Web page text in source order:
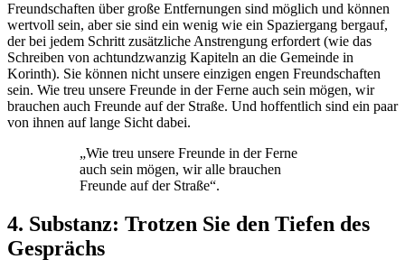
Freundschaften über große Entfernungen sind möglich und können
wertvoll sein, aber sie sind ein wenig wie ein Spaziergang bergauf,
der bei jedem Schritt zusätzliche Anstrengung erfordert (wie das
Schreiben von achtundzwanzig Kapiteln an die Gemeinde in
Korinth). Sie können nicht unsere einzigen engen Freundschaften
sein. Wie treu unsere Freunde in der Ferne auch sein mögen, wir
brauchen auch Freunde auf der Straße. Und hoffentlich sind ein paar
von ihnen auf lange Sicht dabei.
„Wie treu unsere Freunde in der Ferne
auch sein mögen, wir alle brauchen
Freunde auf der Straße“.
4. Substanz: Trotzen Sie den Tiefen des
Gesprächs